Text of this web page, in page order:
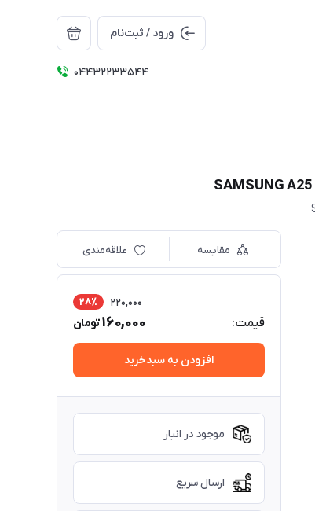
ورود / ثبت‌نام
04432233544
مقایسه علاقه‌مندی
قیمت:
220,000 28٪
160,000تومان
افزودن به سبدخرید
موجود در انبار
ارسال سریع